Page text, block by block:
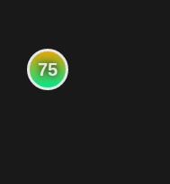
75